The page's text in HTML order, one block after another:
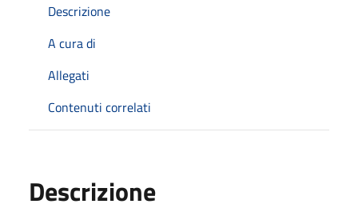
Descrizione
A cura di
Allegati
Contenuti correlati
Descrizione